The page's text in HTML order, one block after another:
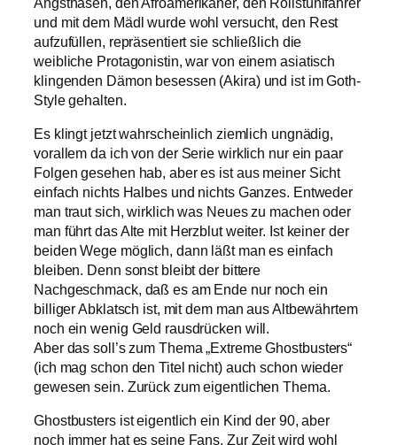
und mit dem Mädl wurde wohl versucht, den Rest
aufzufüllen, repräsentiert sie schließlich die
weibliche Protagonistin, war von einem asiatisch
klingenden Dämon besessen (Akira) und ist im Goth-
Style gehalten.
Es klingt jetzt wahrscheinlich ziemlich ungnädig,
vorallem da ich von der Serie wirklich nur ein paar
Folgen gesehen hab, aber es ist aus meiner Sicht
einfach nichts Halbes und nichts Ganzes. Entweder
man traut sich, wirklich was Neues zu machen oder
man führt das Alte mit Herzblut weiter. Ist keiner der
beiden Wege möglich, dann läßt man es einfach
bleiben. Denn sonst bleibt der bittere
Nachgeschmack, daß es am Ende nur noch ein
billiger Abklatsch ist, mit dem man aus Altbewährtem
noch ein wenig Geld rausdrücken will.
Aber das soll’s zum Thema „Extreme Ghostbusters“
(ich mag schon den Titel nicht) auch schon wieder
gewesen sein. Zurück zum eigentlichen Thema.
Ghostbusters ist eigentlich ein Kind der 90, aber
noch immer hat es seine Fans. Zur Zeit wird wohl